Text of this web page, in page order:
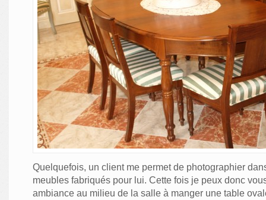
Quelquefois, un client me permet de photographier
meubles fabriqués pour lui. Cette fois je peux donc
ambiance au milieu de la salle à manger une table